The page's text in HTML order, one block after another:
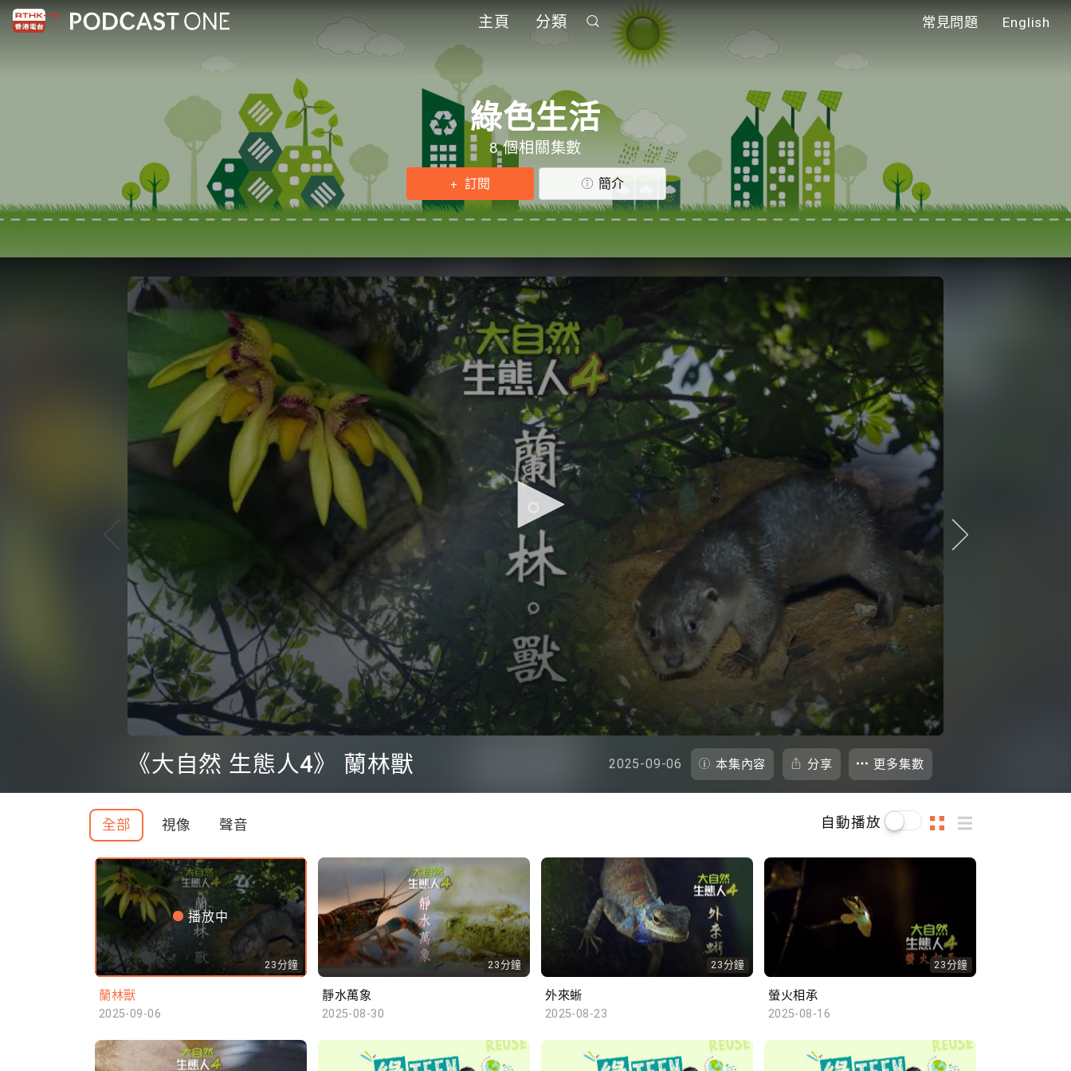
主頁 分類 常見問題 English
綠色生活
8 個相關集數
訂閱 簡介
seconds
secondsVolume
《大自然 生態人4》 蘭林獸 2025-09-06 本集內容 分享 更多集數
全部 視像 聲音 自動播放
播放中
23分鐘
蘭林獸
2025-09-06
23分鐘
靜水萬象
2025-08-30
23分鐘
外來蜥
2025-08-23
23分鐘
螢火相承
2025-08-16